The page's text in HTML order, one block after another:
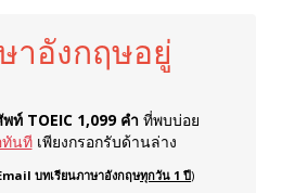
าอังกฤษอยู่
ท์ TOEIC 1,099 คำ ที่พบบ่อย
ทันที เพียงกรอกรับด้านล่าง
บทเรียนภาษาอังกฤษทุกวัน 1 ปี)